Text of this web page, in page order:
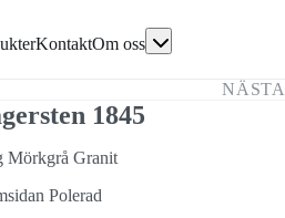
KontaktOm oss
NÄSTA
1845
Mörkgrå Granit
Polerad